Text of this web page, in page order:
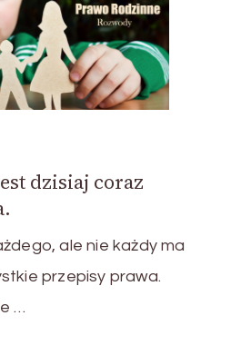
dzisiaj coraz
ale nie każdy ma
przepisy prawa.
…